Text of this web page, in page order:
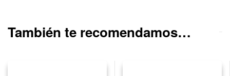
También te recomendamos…